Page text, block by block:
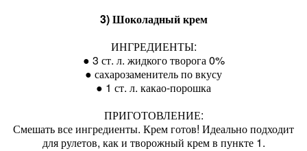
3) Шоколадный крем
ИНГРЕДИЕНТЫ:
● 3 ст. л. жидкого творога 0%
● сахарозаменитель по вкусу
● 1 ст. л. какао-порошка
ПРИГОТОВЛЕНИЕ:
Смешать все ингредиенты. Крем готов! Идеально подходит
для рулетов, как и творожный крем в пункте 1.